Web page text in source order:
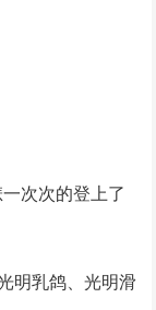
次次的登上了
明乳鸽、光明滑